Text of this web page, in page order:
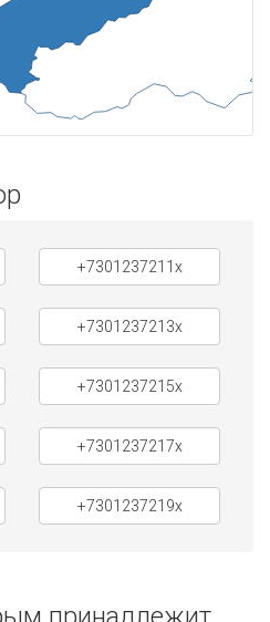
+7301237211x
+7301237213x
+7301237215x
+7301237217x
+7301237219x